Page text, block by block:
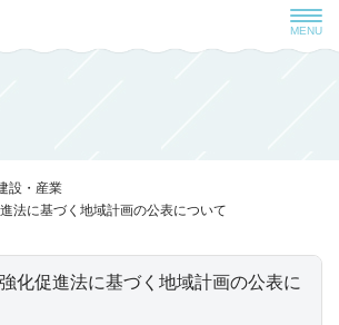
MENU
設・産業
法に基づく地域計画の公表について
化促進法に基づく地域計画の公表に